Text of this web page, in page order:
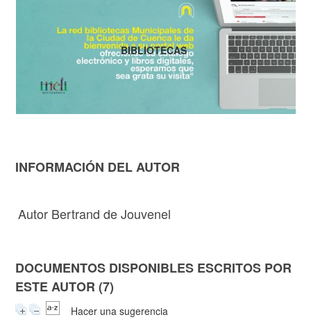
INFORMACIÓN DEL AUTOR
Autor Bertrand de Jouvenel
DOCUMENTOS DISPONIBLES ESCRITOS POR
ESTE AUTOR (7)
Hacer una sugerencia
BIBLIOTECAS